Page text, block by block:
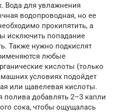
Вода для увлажнения
водопроводная, но ее
прокипятить, а
исключить попадание
Также нужно подкислят
любые
кислоты (только
условиях подойдет
или щавелевая кислоты.
добавлять 2–3 капли
сока, чтобы ощущалась